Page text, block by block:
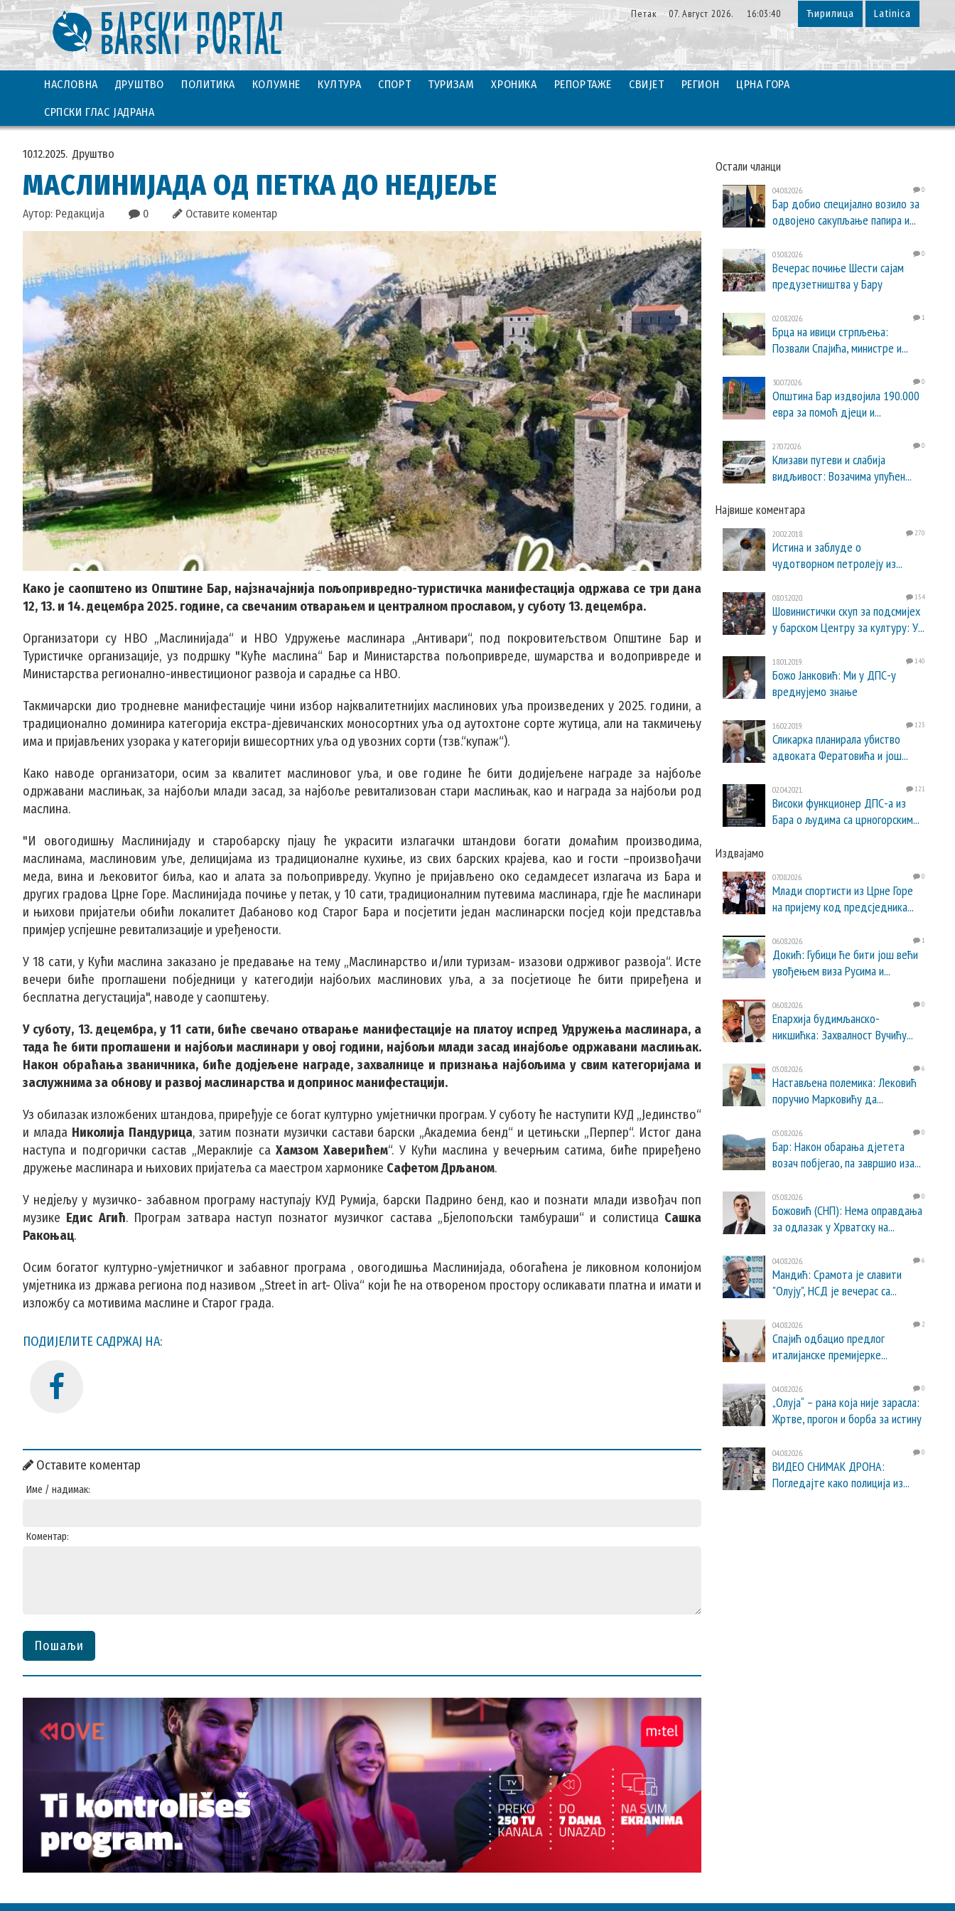
Петак 07. Август 2026. 16:03:41 Ћирилица Latinica
НАСЛОВНА ДРУШТВО ПОЛИТИКА КОЛУМНЕ КУЛТУРА СПОРТ ТУРИЗАМ ХРОНИКА РЕПОРТАЖЕ СВИЈЕТ РЕГИОН ЦРНА ГОРА
СРПСКИ ГЛАС ЈАДРАНА
10.12.2025. Друштво
МАСЛИНИЈАДА ОД ПЕТКА ДО НЕДЈЕЉЕ
Аутор: Редакција 0 Оставите коментар
Како је саопштено из Општине Бар, најзначајнија пољопривредно-туристичка манифестација одржава се три дана
12, 13. и 14. децембра 2025. године, са свечаним отварањем и централном прославом, у суботу 13. децембра.
Организатори су НВО „Маслинијада“ и НВО Удружење маслинара „Антивари“, под покровитељством Општине Бар и
Туристичке организације, уз подршку "Куће маслина“ Бар и Министарства пољопривреде, шумарства и водопривреде и
Министарства регионално-инвестиционог развоја и сарадње са НВО.
Такмичарски дио тродневне манифестације чини избор најквалитетнијих маслинових уља произведених у 2025. години, а
традиционално доминира категорија екстра-дјевичанских моносортних уља од аутохтоне сорте жутица, али на такмичењу
има и пријављених узорака у категорији вишесортних уља од увозних сорти (тзв.“купаж“).
Како наводе организатори, осим за квалитет маслиновог уља, и ове године ће бити додијељене награде за најбоље
одржавани маслињак, за најбољи млади засад, за најбоље ревитализован стари маслињак, као и награда за најбољи род
маслина.
"И овогодишњу Маслинијаду и старобарску пјацу ће украсити излагачки штандови богати домаћим производима,
маслинама, маслиновим уље, делицијама из традиционалне кухиње, из свих барских крајева, као и гости –произвођачи
меда, вина и љековитог биља, као и алата за пољопривреду. Укупно је пријављено око седамдесет излагача из Бара и
других градова Црне Горе. Маслинијада почиње у петак, у 10 сати, традиционалним путевима маслинара, гдје ће маслинари
и њихови пријатељи обићи локалитет Дабаново код Старог Бара и посјетити један маслинарски посјед који представља
примјер успјешне ревитализације и уређености.
У 18 сати, у Кући маслина заказано је предавање на тему „Маслинарство и/или туризам- изазови одрживог развоја“. Исте
вечери биће проглашени побједници у категодији најбољих маслинових уља, а за посјетиоце ће бити приређена и
бесплатна дегустација", наводе у саопштењу.
У суботу, 13. децембра, у 11 сати, биће свечано отварање манифестације на платоу испред Удружења маслинара, а
тада ће бити проглашени и најбољи маслинари у овој години, најбољи млади засад инајбоље одржавани маслињак.
Након обраћања званичника, биће додјељене награде, захвалнице и признања најбољима у свим категоријама и
заслужнима за обнову и развој маслинарства и допринос манифестацији.
Уз обилазак изложбених штандова, приређује се богат културно умјетнички програм. У суботу ће наступити КУД „Јединство“
и млада Николија Пандурица, затим познати музички састави барски „Академиа бенд“ и цетињски „Перпер“. Истог дана
наступа и подгорички састав „Мераклије са Хамзом Хаверићем“. У Кући маслина у вечерњим сатима, биће приређено
дружење маслинара и њихових пријатеља са маестром хармонике Сафетом Дрљаном.
У недјељу у музичко- забавном програму наступају КУД Румија, барски Падрино бенд, као и познати млади извођач поп
музике Едис Агић. Програм затвара наступ познатог музичког састава „Бјелопољски тамбураши“ и солистицаСашка
Ракоњац.
Осим богатог културно-умјетничког и забавног програма , овогодишња Маслинијада, обогаћена је ликовном колонијом
умјетника из држава региона под називом „Street in art- Oliva“ који ће на отвореном простору осликавати платна и имати и
изложбу са мотивима маслине и Старог града.
ПОДИЈЕЛИТЕ САДРЖАЈ НА:
Оставите коментар
Име / надимак:
Коментар:
Пошаљи
Остали чланци
04.08.2026. 0
Бар добио специјално возило за
одвојено сакупљање папира и...
03.08.2026. 0
Вечерас почиње Шести сајам
предузетништва у Бару
02.08.2026. 1
Брца на ивици стрпљења:
Позвали Спајића, министре и...
30.07.2026. 0
Општина Бар издвојила 190.000
евра за помоћ дјеци и...
27.07.2026. 0
Клизави путеви и слабија
видљивост: Возачима упућен...
Највише коментара
20.02.2018. 270
Истина и заблуде о
чудотворном петролеју из...
08.03.2020. 154
Шовинистички скуп за подсмијех
у барском Центру за културу: У...
18.01.2019. 140
Божо Јанковић: Ми у ДПС-у
вреднујемо знање
16.02.2019. 123
Сликарка планирала убиство
адвоката Фератовића и још...
02.04.2021. 121
Високи функционер ДПС-а из
Бара о људима са црногорским...
Издвајамо
07.08.2026. 0
Млади спортисти из Црне Горе
на пријему код предсједника...
06.08.2026. 1
Докић: Губици ће бити још већи
увођењем виза Русима и...
06.08.2026. 0
Епархија будимљанско-
никшићка: Захвалност Вучићу...
05.08.2026. 6
Настављена полемика: Лековић
поручио Марковићу да...
05.08.2026. 0
Бар: Након обарања дјетета
возач побјегао, па завршио иза...
05.08.2026. 0
Божовић (СНП): Нема оправдања
за одлазак у Хрватску на...
04.08.2026. 6
Мандић: Срамота је славити
"Олују", НСД је вечерас са...
04.08.2026. 2
Спајић одбацио предлог
италијанске премијерке...
04.08.2026. 0
„Олуја“ – рана која није зарасла:
Жртве, прогон и борба за истину
04.08.2026. 0
ВИДЕО СНИМАК ДРОНА:
Погледајте како полиција из...